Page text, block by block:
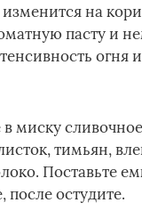
изменится на
пасту и
огня
миску
тимьян,
Поставьте
после остудите.